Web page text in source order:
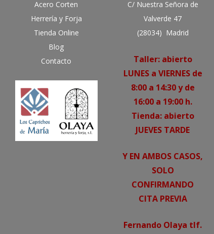
Acero Corten
Herrería y Forja
Tienda Online
Blog
Contacto
C/ Nuestra Señora de
Valverde 47
(28034) Madrid
Taller: abierto
LUNES a VIERNES de
8:00 a 14:30 y de
16:00 a 19:00 h.
Tienda: abierto
JUEVES TARDE
Y EN AMBOS CASOS,
SOLO
CONFIRMANDO
CITA PREVIA
Fernando Olaya tlf.